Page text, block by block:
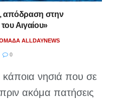
απόδραση στην
Αιγαίου»
ALLDAYNEWS
0
νησιά που σε
ακόμα πατήσεις